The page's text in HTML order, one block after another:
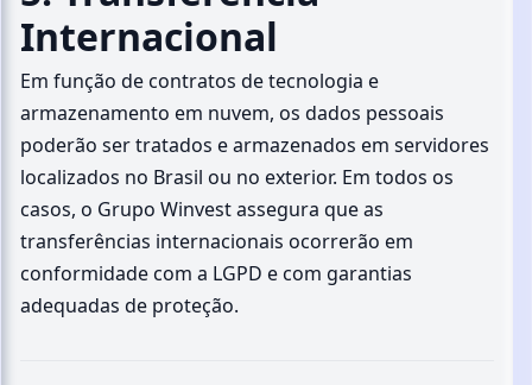
Internacional
Em função de contratos de tecnologia e
armazenamento em nuvem, os dados pessoais
poderão ser tratados e armazenados em servidores
localizados no Brasil ou no exterior. Em todos os
casos, o Grupo Winvest assegura que as
transferências internacionais ocorrerão em
conformidade com a LGPD e com garantias
adequadas de proteção.